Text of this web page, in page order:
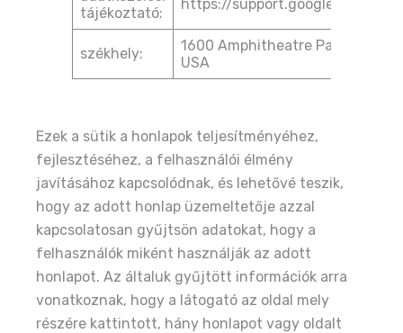
tájékoztató:
https://support.google.com/
székhely:
1600 Amphitheatre Parkway
USA
Ezek a sütik a honlapok teljesítményéhez,
fejlesztéséhez, a felhasználói élmény
javításához kapcsolódnak, és lehetővé teszik,
hogy az adott honlap üzemeltetője azzal
kapcsolatosan gyűjtsön adatokat, hogy a
felhasználók miként használják az adott
honlapot. Az általuk gyűjtött információk arra
vonatkoznak, hogy a látogató az oldal mely
részére kattintott, hány honlapot vagy oldalt